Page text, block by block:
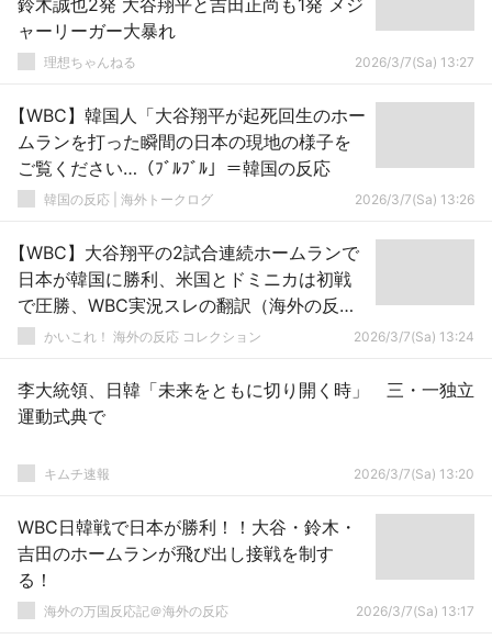
鈴木誠也2発 大谷翔平と吉田正尚も1発 メジ
ャーリーガー大暴れ
理想ちゃんねる 2026/3/7(Sa) 13:27
【WBC】韓国人「大谷翔平が起死回生のホー
ムランを打った瞬間の日本の現地の様子を
ご覧ください…（ﾌﾞﾙﾌﾞﾙ」＝韓国の反応
韓国の反応 | 海外トークログ 2026/3/7(Sa) 13:26
【WBC】大谷翔平の2試合連続ホームランで
日本が韓国に勝利、米国とドミニカは初戦
で圧勝、WBC実況スレの翻訳（海外の反
応）かいこれ！ 海外の反応 コレクション 2026/3/7(Sa) 13:24
李大統領、日韓「未来をともに切り開く時」 三・一独立
運動式典で
キムチ速報 2026/3/7(Sa) 13:20
WBC日韓戦で日本が勝利！！大谷・鈴木・
吉田のホームランが飛び出し接戦を制す
る！
海外の万国反応記＠海外の反応 2026/3/7(Sa) 13:17